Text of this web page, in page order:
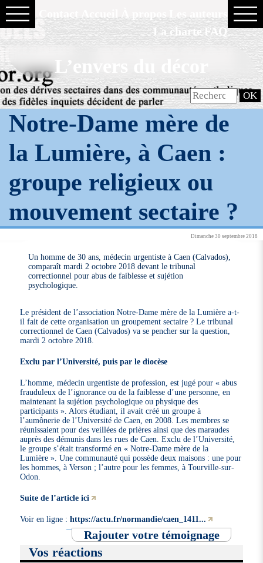
La charte FAQ
L’envers du décor
Notre-Dame mère de
la Lumière, à Caen :
groupe religieux ou
mouvement sectaire ?
Dimanche 30 septembre 2018
Un homme de 30 ans, médecin urgentiste à Caen (Calvados),
comparaît mardi 2 octobre 2018 devant le tribunal
correctionnel pour abus de faiblesse et sujétion
psychologique.
Le président de l’association Notre-Dame mère de la Lumière a-t-
il fait de cette organisation un groupement sectaire ? Le tribunal
correctionnel de Caen (Calvados) va se pencher sur la question,
mardi 2 octobre 2018.
Exclu par l’Université, puis par le diocèse
L’homme, médecin urgentiste de profession, est jugé pour « abus
frauduleux de l’ignorance ou de la faiblesse d’une personne, en
maintenant la sujétion psychologique ou physique des
participants ». Alors étudiant, il avait créé un groupe à
l’aumônerie de l’Université de Caen, en 2008. Les membres se
réunissaient pour des veillées de prières ainsi que des maraudes
auprès des démunis dans les rues de Caen. Exclu de l’Université,
le groupe s’était transformé en « Notre-Dame mère de la
Lumière ». Une communauté qui possède deux maisons : une pour
les hommes, à Verson ; l’autre pour les femmes, à Tourville-sur-
Odon.
Suite de l’article ici
Voir en ligne :https://actu.fr/normandie/caen_1411...
Rajouter votre témoignage
Vos réactions